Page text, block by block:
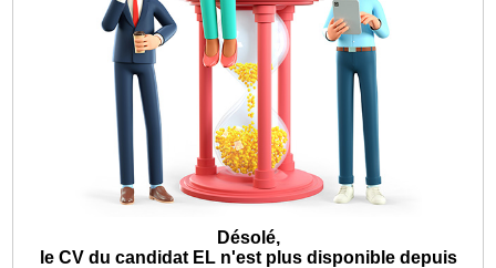
Désolé,
le CV du candidat EL n'est plus disponible depuis